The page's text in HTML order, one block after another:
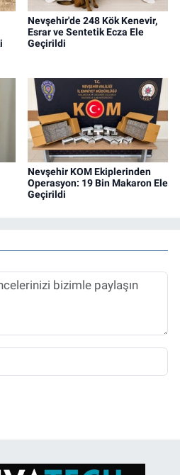
Nevşehir'de 248 Kök Kenevir,
Esrar ve Sentetik Ecza Ele
Geçirildi
Nevşehir KOM Ekiplerinden
Operasyon: 19 Bin Makaron Ele
Geçirildi